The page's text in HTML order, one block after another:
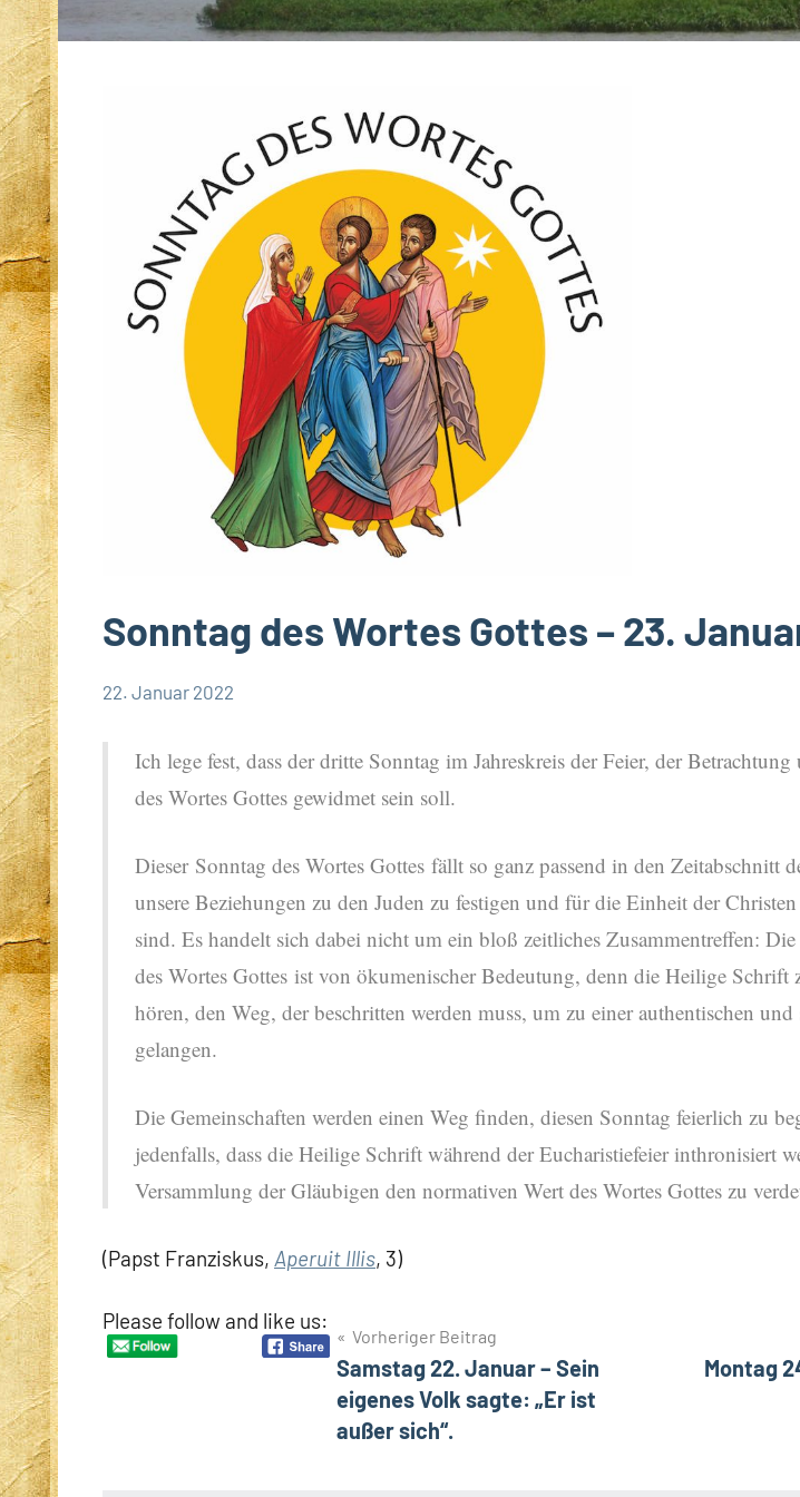
Sonntag des Wortes Gottes – 23.
22. Januar 2022
Fuchs
Kommentare
Ich lege fest, dass der dritte Sonntag im Jahreskreis der Feier, der
des Wortes Gottes gewidmet sein soll.
Dieser Sonntag des Wortes Gottes fällt so ganz passend in den Zeitabschnitt
unsere Beziehungen zu den Juden zu festigen und für die Einheit der
sind. Es handelt sich dabei nicht um ein bloß zeitliches Zusammentreffen:
des Wortes Gottes ist von ökumenischer Bedeutung, denn die Heilige Schrift
hören, den Weg, der beschritten werden muss, um zu einer authentischen
gelangen.
Die Gemeinschaften werden einen Weg finden, diesen Sonntag feierlich zu
jedenfalls, dass die Heilige Schrift während der Eucharistiefeier inthronisiert
Versammlung der Gläubigen den normativen Wert des Wortes Gottes zu
(Papst Franziskus, Aperuit Illis, 3)
Please follow and like us:
BeitragsnavigationVorheriger Beitrag
Samstag 22. Januar – Sein
eigenes Volk sagte: „Er ist
außer sich“.
Montag